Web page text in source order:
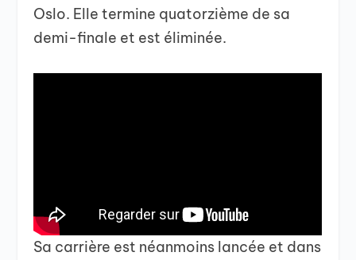
Oslo. Elle termine quatorzième de sa
demi-finale et est éliminée.
Sa carrière est néanmoins lancée et dans